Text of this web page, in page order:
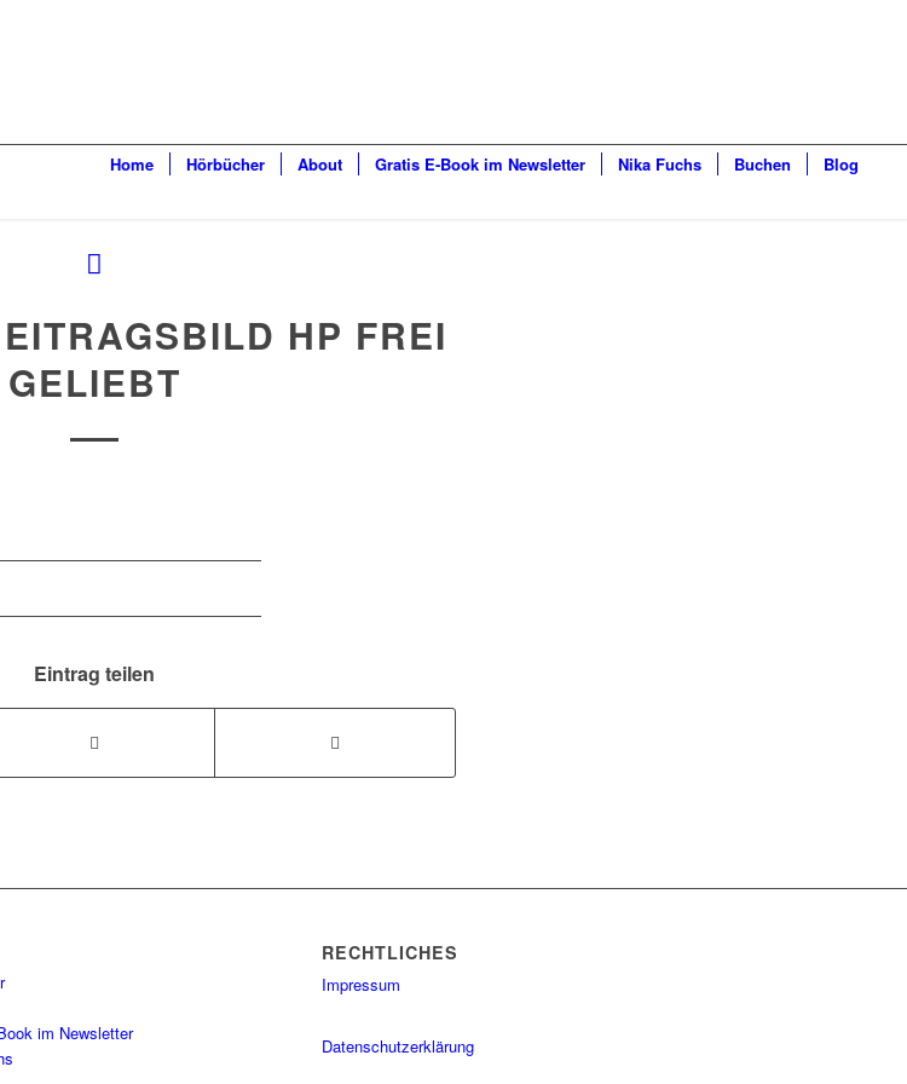
Home Hörbücher About Gratis E-Book im Newsletter Nika Fuchs Buchen Blog
HP FREI
GELIEBT
Eintrag teilen
im Newsletter
RECHTLICHES
Impressum
Datenschutzerklärung